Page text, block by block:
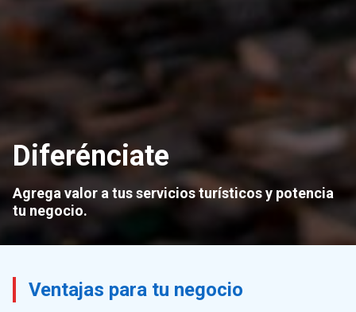
Diferénciate
Agrega valor a tus servicios turísticos y potencia
tu negocio.
Ventajas para tu negocio